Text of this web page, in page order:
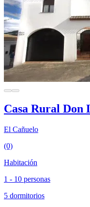
Casa Rural Don
El Cañuelo
(0)
Habitación
1 - 10 personas
5 dormitorios